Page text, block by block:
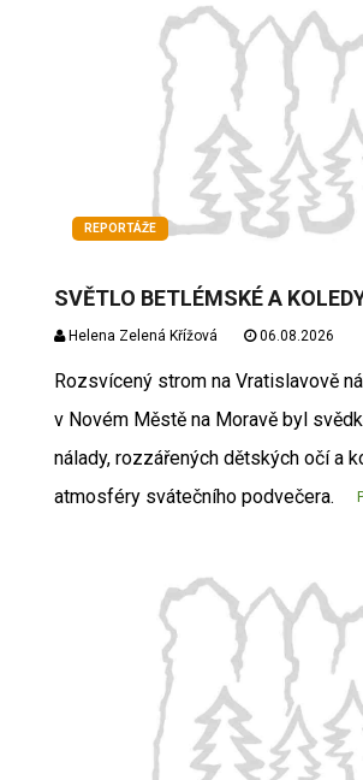
REPORTÁŽE
SVĚTLO BETLÉMSKÉ A
Helena Zelená Křížová 06.08.2026
Rozsvícený strom na Vratislavově
v Novém Městě na Moravě byl
nálady, rozzářených dětských očí a
atmosféry svátečního podvečera.